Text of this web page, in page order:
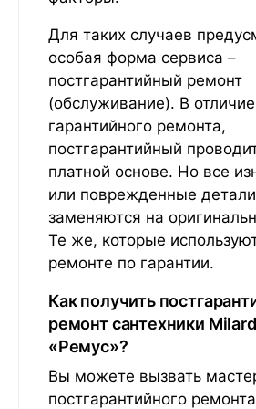
Для таких случаев
особая форма сервиса –
постгарантийный ремонт
(обслуживание). В
гарантийного ремонта,
постгарантийный
платной основе. Но все
или поврежденные
заменяются на
Те же, которые
ремонте по гарантии.
Как получить
ремонт сантехники
«Ремус»?
Вы можете вызвать
постгарантийного